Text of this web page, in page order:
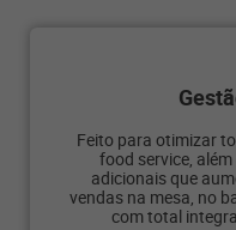
Feito para otimizar
food service,
adicionais que
vendas na mesa, no
com total